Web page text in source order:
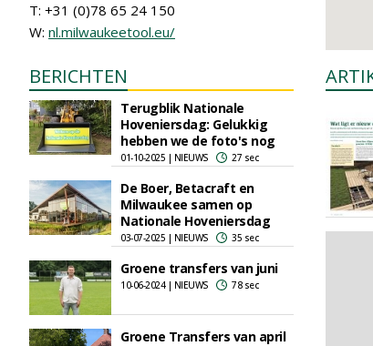
T: +31 (0)78 65 24 150
W: nl.milwaukeetool.eu/
BERICHTEN
Terugblik Nationale
Hoveniersdag: Gelukkig
hebben we de foto's nog
01-10-2025 | NIEUWS 27 sec
De Boer, Betacraft en
Milwaukee samen op
Nationale Hoveniersdag
03-07-2025 | NIEUWS 35 sec
Groene transfers van juni
10-06-2024 | NIEUWS 78 sec
Groene Transfers van april